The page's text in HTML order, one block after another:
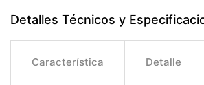
Detalles Técnicos y
Característica Detalle